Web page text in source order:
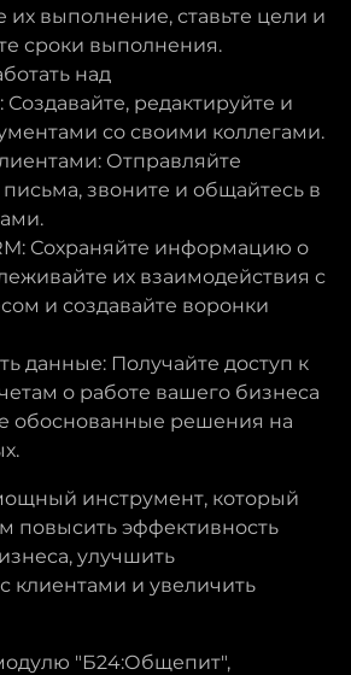
их выполнение, ставьте цели и
сроки выполнения.
над
редактируйте и
со своими коллегами.
Отправляйте
звоните и общайтесь в
Сохраняйте информацию о
их взаимодействия с
и создавайте воронки
данные: Получайте доступ к
о работе вашего бизнеса
обоснованные решения на
инструмент, который
повысить эффективность
улучшить
клиентами и увеличить
"Б24:Общепит",